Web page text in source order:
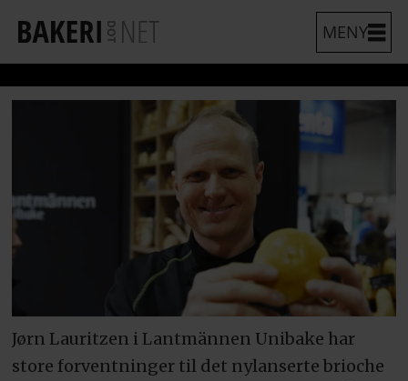
Jørn Lauritzen i Lantmännen Unibake har
store forventninger til det nylanserte brioche